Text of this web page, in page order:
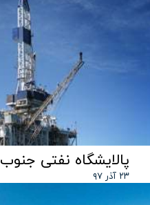
پالایشگاه نفتی جنوب
۲۳ آذر ۹۷